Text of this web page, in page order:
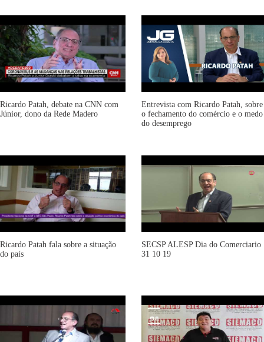
Ricardo Patah, debate na CNN com
Júnior, dono da Rede Madero
Entrevista com Ricardo Patah, sobre
o fechamento do comércio e o medo
do desemprego
Ricardo Patah fala sobre a situação
do país
SECSP ALESP Dia do Comerciario
31 10 19